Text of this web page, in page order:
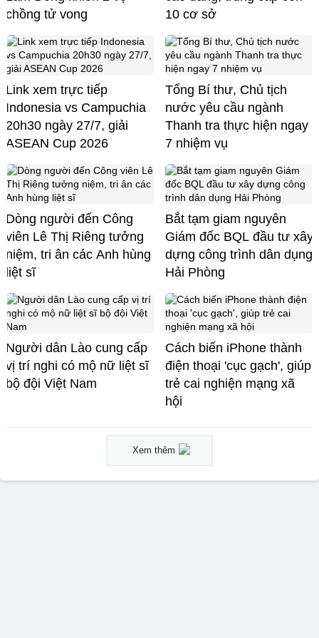
chồng tử vong
10 cơ sở
Link xem trực tiếp
Indonesia vs Campuchia
20h30 ngày 27/7, giải
ASEAN Cup 2026
Tổng Bí thư, Chủ tịch
nước yêu cầu ngành
Thanh tra thực hiện ngay
7 nhiệm vụ
Dòng người đến Công
viên Lê Thị Riêng tưởng
niệm, tri ân các Anh hùng
liệt sĩ
Bắt tạm giam nguyên
Giám đốc BQL đầu tư xây
dựng công trình dân dụng
Hải Phòng
Người dân Lào cung cấp
vị trí nghi có mộ nữ liệt sĩ
bộ đội Việt Nam
Cách biến iPhone thành
điện thoại 'cục gạch', giúp
trẻ cai nghiện mạng xã
hội
Xem thêm